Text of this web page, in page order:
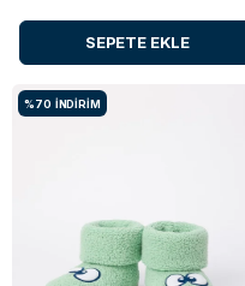
SEPETE EKLE
%70 İNDIRIM